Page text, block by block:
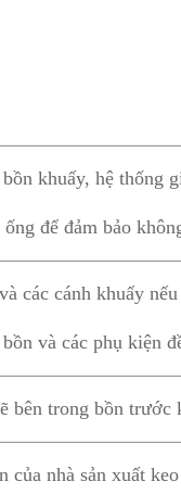
khuấy, hệ thống
để đảm bảo
các cánh khuấy
và các phụ kiện
bên trong bồn trước
của nhà sản xuất